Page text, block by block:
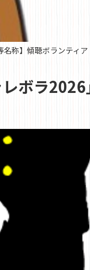
称】傾聴ボランティア
ボラ